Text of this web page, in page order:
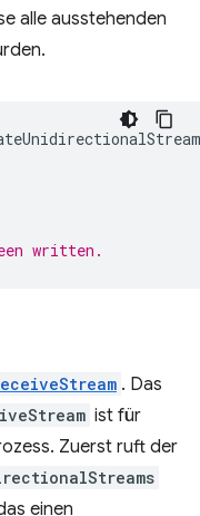
alle ausstehenden
written.
. Das
ist für
Zuerst ruft der
einen